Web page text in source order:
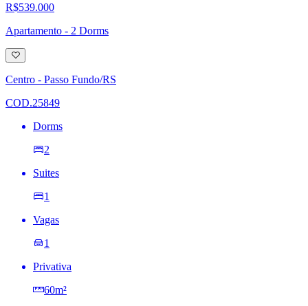
R$539.000
Apartamento - 2 Dorms
Adicionar
à
lista
de
Centro - Passo Fundo/RS
COD.25849
Dorms
2
Suites
1
Vagas
1
Privativa
60m²